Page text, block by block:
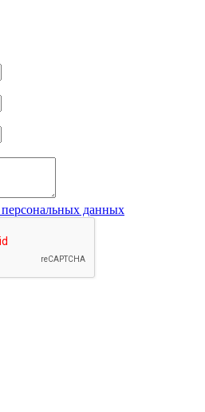
персональных данных